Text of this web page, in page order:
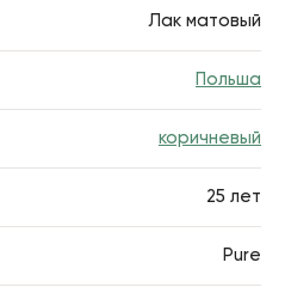
Лак матовый
Польша
коричневый
25 лет
Pure